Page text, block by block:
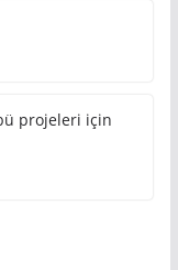
projeleri için